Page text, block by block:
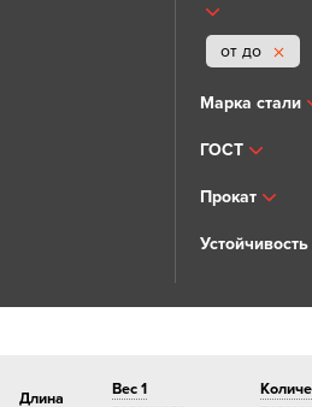
от до
Марка стали
ГОСТ
Прокат
Длина
Вес 1